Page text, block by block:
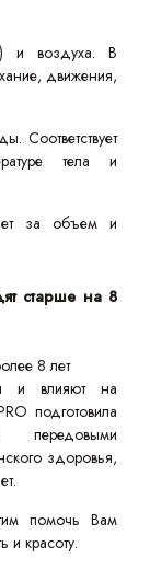
и воздуха. В
движения,
Соответствует
тела и
за объем и
старше на 8
8 лет
и влияют на
подготовила
передовыми
здоровья,
помочь Вам
и красоту.